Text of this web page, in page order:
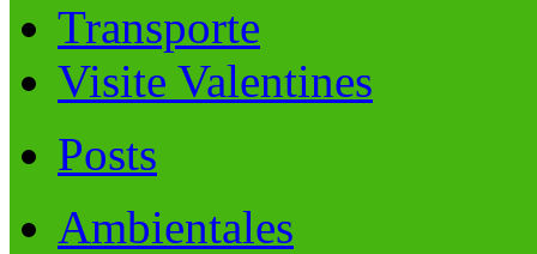
Transporte
Visite Valentines
Posts
Ambientales